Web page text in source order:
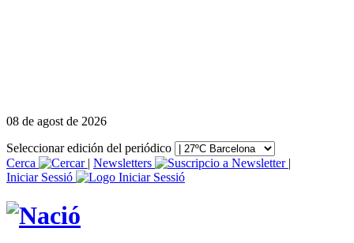
08 de agost de 2026
Seleccionar edición del periódico
Cerca
| Newsletters
|
Iniciar Sessió